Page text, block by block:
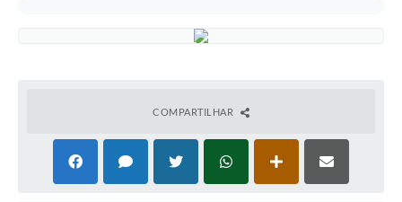
Contratos
COMPARTILHAR